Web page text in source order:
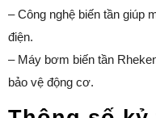
– Công nghệ biến tần giúp
điện.
– Máy bơm biến tần
bảo vệ động cơ.